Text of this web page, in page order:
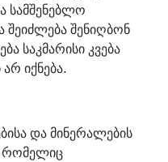
სამშენებლო
შეიძლება შენიღბონ
საკმარისი კვება
იქნება.
და მინერალების
რომელიც